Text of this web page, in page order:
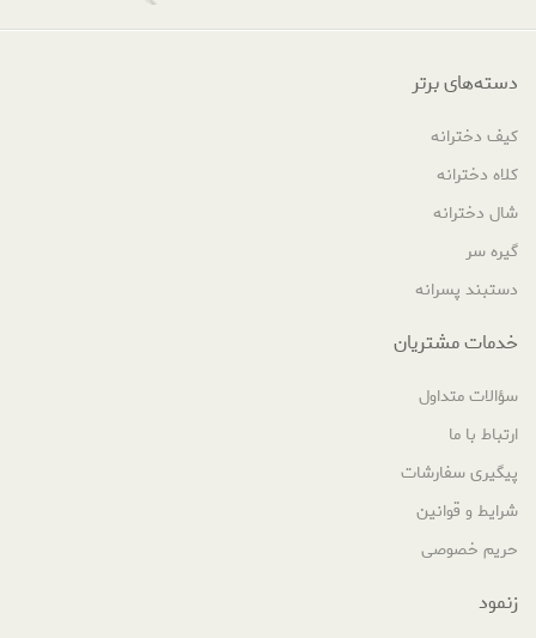
دسته‌های برتر
کیف دخترانه
کلاه دخترانه
شال دخترانه
گیره سر
دستبند پسرانه
خدمات مشتریان
سؤالات متداول
ارتباط با ما
پیگیری سفارشات
شرایط و قوانین
حریم خصوصی
زنمود